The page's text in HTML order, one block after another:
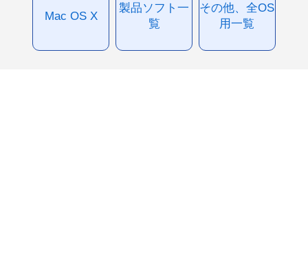
Mac OS X
製品ソフト一
覧
その他、全OS
用一覧